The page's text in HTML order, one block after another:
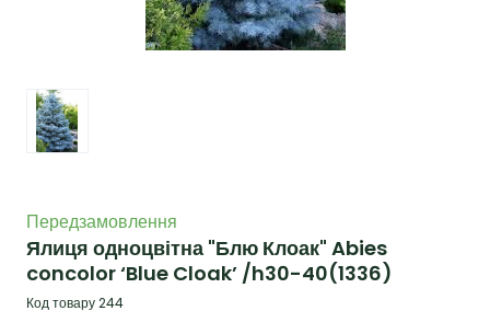
Передзамовлення
Ялиця одноцвітна "Блю Клоак" Abies
concolor ‘Blue Cloak’ /h30-40(1336)
Код товару 244